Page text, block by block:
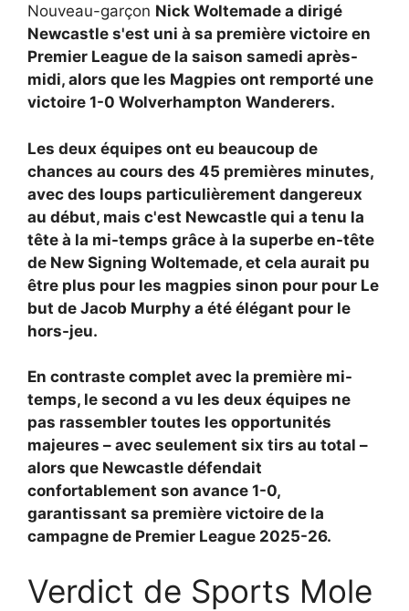
Nouveau-garçon Nick Woltemade a dirigé
Newcastle s'est uni à sa première victoire en
Premier League de la saison samedi après-
midi, alors que les Magpies ont remporté une
victoire 1-0 Wolverhampton Wanderers.
Les deux équipes ont eu beaucoup de
chances au cours des 45 premières minutes,
avec des loups particulièrement dangereux
au début, mais c'est Newcastle qui a tenu la
tête à la mi-temps grâce à la superbe en-tête
de New Signing Woltemade, et cela aurait pu
être plus pour les magpies sinon pour pour Le
but de Jacob Murphy a été élégant pour le
hors-jeu.
En contraste complet avec la première mi-
temps, le second a vu les deux équipes ne
pas rassembler toutes les opportunités
majeures – avec seulement six tirs au total –
alors que Newcastle défendait
confortablement son avance 1-0,
garantissant sa première victoire de la
campagne de Premier League 2025-26.
Verdict de Sports Mole